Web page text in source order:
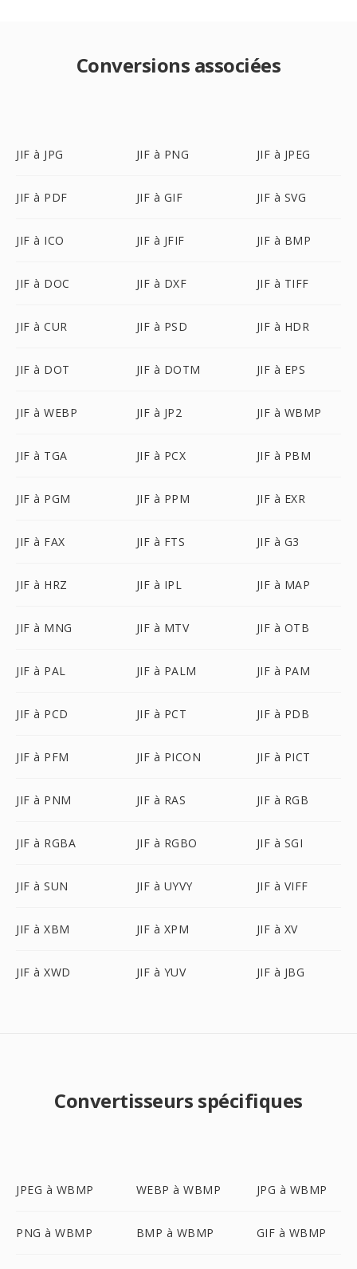
Conversions associées
JIF à JPG JIF à PNG JIF à JPEG
JIF à PDF JIF à GIF JIF à SVG
JIF à ICO JIF à JFIF JIF à BMP
JIF à DOC JIF à DXF JIF à TIFF
JIF à CUR JIF à PSD JIF à HDR
JIF à DOT JIF à DOTM JIF à EPS
JIF à WEBP JIF à JP2 JIF à WBMP
JIF à TGA JIF à PCX JIF à PBM
JIF à PGM JIF à PPM JIF à EXR
JIF à FAX JIF à FTS JIF à G3
JIF à HRZ JIF à IPL JIF à MAP
JIF à MNG JIF à MTV JIF à OTB
JIF à PAL JIF à PALM JIF à PAM
JIF à PCD JIF à PCT JIF à PDB
JIF à PFM JIF à PICON JIF à PICT
JIF à PNM JIF à RAS JIF à RGB
JIF à RGBA JIF à RGBO JIF à SGI
JIF à SUN JIF à UYVY JIF à VIFF
JIF à XBM JIF à XPM JIF à XV
JIF à XWD JIF à YUV JIF à JBG
Convertisseurs spécifiques
JPEG à WBMP WEBP à WBMP JPG à WBMP
PNG à WBMP BMP à WBMP GIF à WBMP